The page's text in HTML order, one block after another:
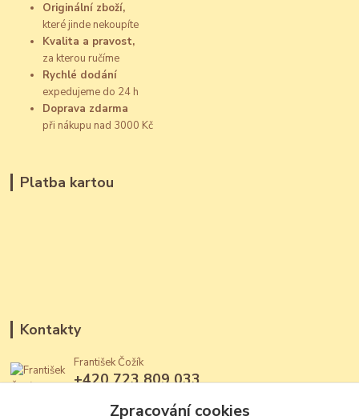
Originální zboží,
které jinde nekoupíte
Kvalita a pravost,
za kterou ručíme
Rychlé dodání
expedujeme do 24 h
Doprava zdarma
při nákupu nad 3000 Kč
Platba kartou
Kontakty
František Čožík
+420 723 809 033
Zpracování cookies